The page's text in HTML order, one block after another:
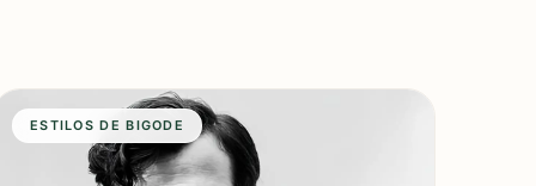
ESTILOS DE BIGODE